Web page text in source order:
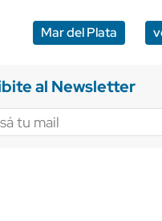
Mar del Plata
al Newsletter